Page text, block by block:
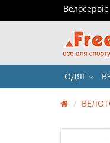
Велосервіс
ОДЯГ